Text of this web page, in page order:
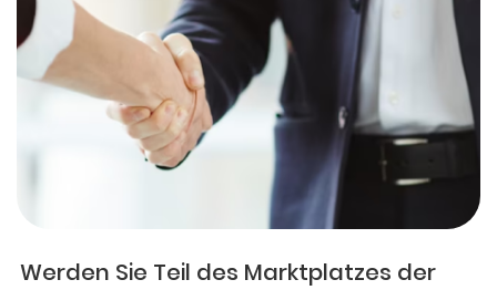
Werden Sie Teil des Marktplatzes der